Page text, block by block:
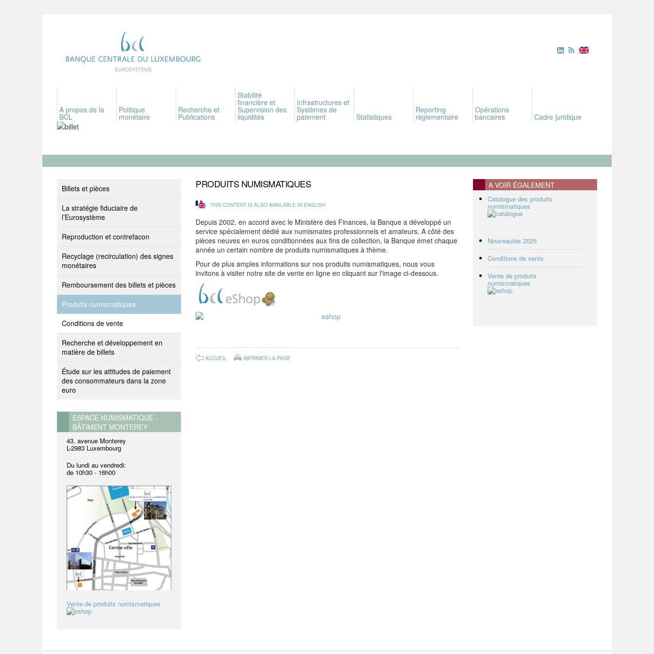
A propos de la
BCL
Politique
monétaire
Recherche et
Publications
Stabilité
financière et
Supervision des
liquidités
Infrastructures et
Systèmes de
paiement Statistiques
Reporting
réglementaire
Opérations
bancaires Cadre juridique
Billets et pièces
La stratégie fiduciaire de
l’Eurosystème
Reproduction et contrefacon
Recyclage (recirculation) des signes
monétaires
Remboursement des billets et pièces
Produits numismatiques
Conditions de vente
Recherche et développement en
matière de billets
Étude sur les attitudes de paiement
des consommateurs dans la zone
euro
ESPACE NUMISMATIQUE -
BÂTIMENT MONTEREY
43, avenue Monterey
L-2983 Luxembourg
Du lundi au vendredi:
de 10h30 - 16h00
Vente de produits numismatiques
PRODUITS NUMISMATIQUES
THIS CONTENT IS ALSO AVAILABLE IN ENGLISH
Depuis 2002, en accord avec le Ministère des Finances, la Banque a développé un
service spécialement dédié aux numismates professionnels et amateurs. A côté des
pièces neuves en euros conditionnées aux fins de collection, la Banque émet chaque
année un certain nombre de produits numismatiques à thème.
Pour de plus amples informations sur nos produits numismatiques, nous vous
invitons à visiter notre site de vente en ligne en cliquant sur l'image ci-dessous.
ACCUEIL IMPRIMER LA PAGE
A VOIR ÉGALEMENT
Catalogue des produits
numismatiques
Nouveautés 2025
Conditions de vente
Vente de produits
numismatiques